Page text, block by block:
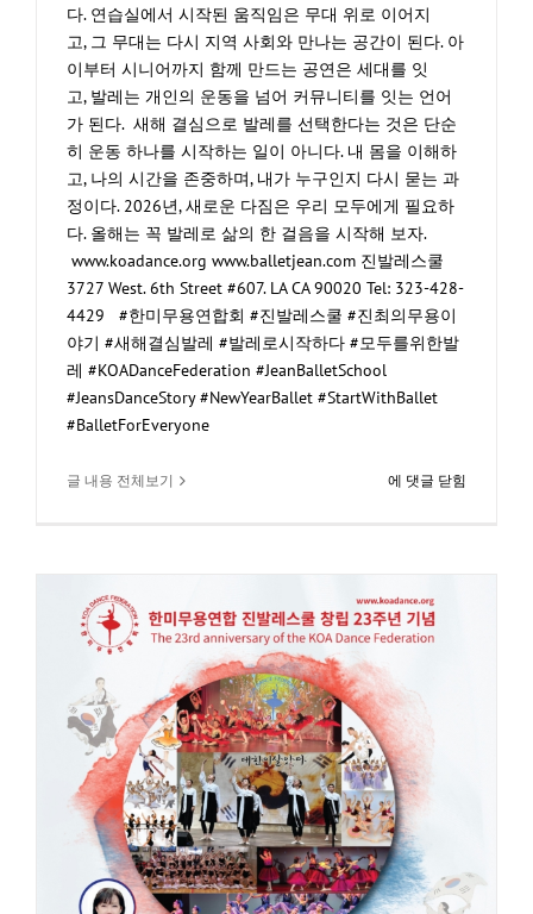
다. 연습실에서 시작된 움직임은 무대 위로 이어지
고, 그 무대는 다시 지역 사회와 만나는 공간이 된다. 아
이부터 시니어까지 함께 만드는 공연은 세대를 잇
고, 발레는 개인의 운동을 넘어 커뮤니티를 잇는 언어
가 된다. 새해 결심으로 발레를 선택한다는 것은 단순
히 운동 하나를 시작하는 일이 아니다. 내 몸을 이해하
고, 나의 시간을 존중하며, 내가 누구인지 다시 묻는 과
정이다. 2026년, 새로운 다짐은 우리 모두에게 필요하
다. 올해는 꼭 발레로 삶의 한 걸음을 시작해 보자.
www.koadance.org www.balletjean.com 진발레스쿨
3727 West. 6th Street #607. LA CA 90020 Tel: 323-428-
4429 #한미무용연합회 #진발레스쿨 #진최의무용이
야기 #새해결심발레 #발레로시작하다 #모두를위한발
레 #KOADanceFederation #JeanBalletSchool
#JeansDanceStory #NewYearBallet #StartWithBallet
#BalletForEveryone
글 내용 전체보기
1170.
발
레
로
작
하
다.
에 댓글 닫힘